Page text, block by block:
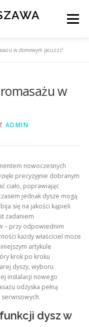
Menu
w domowym jacuzzi?
w
ADMIN
nowoczesnych
precyzyjnie dobranym
ciało, poprawiając
jednak dysze mogą
się na jakości kąpieli
zadaniem
– przy odpowiednim
każdy właściciel może
artykule
krok po kroku
dyszy, wyboru
instalacji nowego
odzyska pełną
serwisowych.
dysz w